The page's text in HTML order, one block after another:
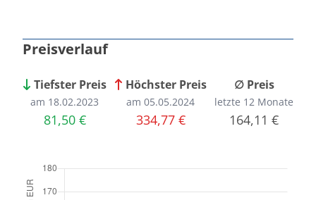
Preisverlauf
Tiefster Preis
am 18.02.2023
81,50 €
Höchster Preis
am 05.05.2024
334,77 €
∅ Preis
letzte 12 Monate
164,11 €